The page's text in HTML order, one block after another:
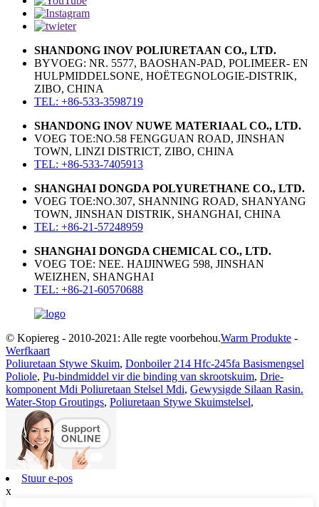
SHANDONG INOV POLIURETAAN CO., LTD.
BYVOEG: NR. 5577, BAOSHAN-PAD, POLIMEER- EN
HULPMIDDELSONE, HOËTEGNOLOGIE-DISTRIK,
ZIBO, CHINA
TEL: +86-533-3598719
SHANDONG INOV NUWE MATERIAAL CO., LTD.
VOEG TOE:NO.58 FENGGUAN ROAD, JINSHAN
TOWN, LINZI DISTRICT, ZIBO, CHINA
TEL: +86-533-7405913
SHANGHAI DONGDA POLYURETHANE CO., LTD.
VOEG TOE:NO.307, SHANNING ROAD, SHANYANG
TOWN, JINSHAN DISTRIK, SHANGHAI, CHINA
TEL: +86-21-57248959
SHANGHAI DONGDA CHEMICAL CO., LTD.
VOEG TOE: NEE. HAIJINWEG 598, JINSHAN
WEIZHEN, SHANGHAI
TEL: +86-21-60570688
© Kopiereg - 2010-2021: Alle regte voorbehou.Warm Produkte -
Werfkaart
Poliuretaan Stywe Skuim, Donboiler 214 Hfc-245fa Basismengsel
Poliole, Pu-bindmiddel vir die binding van skrootskuim, Drie-
komponent Mdi Poliuretaan Stelsel Mdi, Gewysigde Silaan Rasin.
Water-Stop Groutings, Poliuretaan Stywe Skuimstelsel,
Stuur e-pos
x